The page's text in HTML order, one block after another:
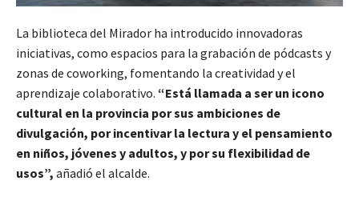
La biblioteca del Mirador ha introducido innovadoras
iniciativas, como espacios para la grabación de pódcasts y
zonas de coworking, fomentando la creatividad y el
aprendizaje colaborativo. “Está llamada a ser un icono
cultural en la provincia por sus ambiciones de
divulgación, por incentivar la lectura y el pensamiento
en niños, jóvenes y adultos, y por su flexibilidad de
usos”, añadió el alcalde.